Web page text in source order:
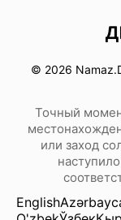
© 2026
Точный
или заход
English